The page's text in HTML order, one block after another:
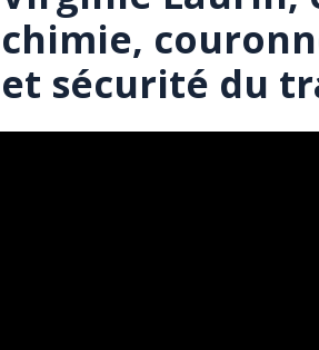
chimie,
et sécurité du